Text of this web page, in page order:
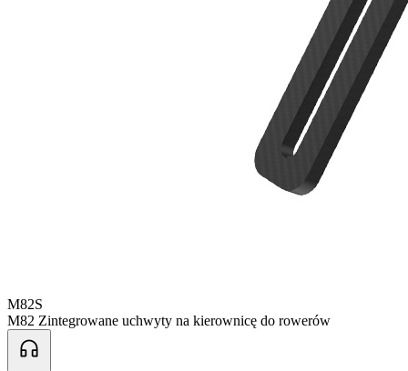
M82S
M82 Zintegrowane uchwyty na kierownicę do rowerów